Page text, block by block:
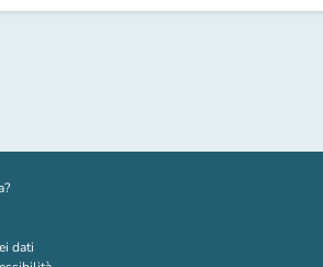
(nuova scheda)
dati